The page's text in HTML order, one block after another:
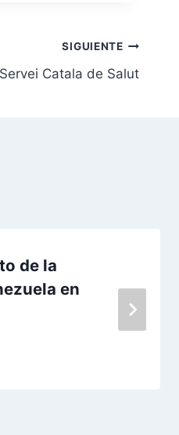
SIGUIENTE
Catala de Salut
de la
en